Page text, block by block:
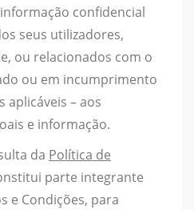
confidencial
seus utilizadores,
ou relacionados com o
ou em incumprimento
aplicáveis – aos
e informação.
da Política de
parte integrante
e Condições, para